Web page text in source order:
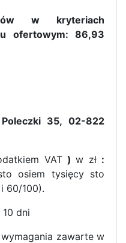
w kryteriach
ofertowym: 86,93
35, 02-822
VAT)w zł :
osiem tysięcy sto
60/100).
dni
zawarte w